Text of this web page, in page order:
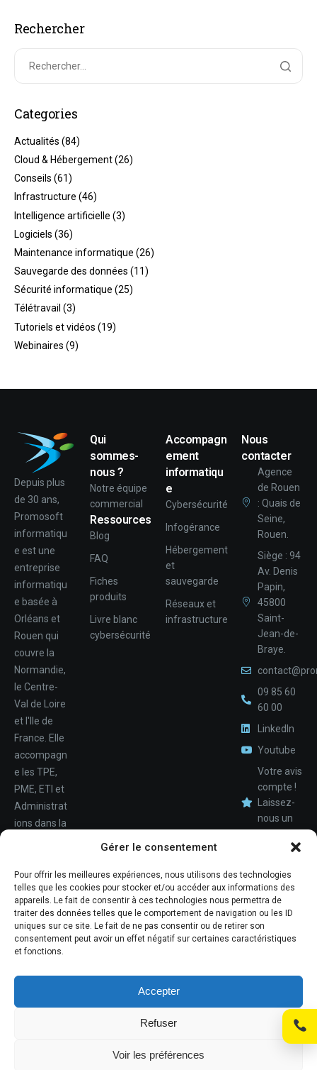
Gérer le consentement
Pour offrir les meilleures expériences, nous utilisons des technologies
telles que les cookies pour stocker et/ou accéder aux informations des
appareils. Le fait de consentir à ces technologies nous permettra de
traiter des données telles que le comportement de navigation ou les ID
uniques sur ce site. Le fait de ne pas consentir ou de retirer son
consentement peut avoir un effet négatif sur certaines caractéristiques
et fonctions.
Accepter
Refuser
Voir les préférences
Téléphone
Rechercher
Categories
Actualités (84)
Cloud & Hébergement(26)
Conseils (61)
Infrastructure (46)
Intelligence artificielle (3)
Logiciels (36)
Maintenance informatique (26)
Sauvegarde des données (11)
Sécurité informatique (25)
Télétravail (3)
Tutoriels et vidéos (19)
Webinaires (9)
Depuis plus
de 30 ans,
Promosoft
informatiqu
e est une
entreprise
informatiqu
e basée à
Orléans et
Rouen qui
couvre la
Normandie,
le Centre-
Val de Loire
et l'Ile de
France. Elle
accompagn
e les TPE,
PME, ETI et
Administrat
ions dans la
déploiemen
t et la
maintenan
ce de leur
système
ons.
Qui
sommes-
nous ?
Notre équipe
commercial
Ressources
Blog
FAQ
Fiches
produits
Livre blanc
cybersécurité
Accompagn
ement
informatiqu
e
Cybersécurité
Infogérance
Hébergement
et
sauvegarde
Réseaux et
infrastructure
Nous
contacter
Agence
de Rouen
: Quais de
Seine,
Rouen.
Siège : 94
Av. Denis
Papin,
45800
Saint-
Jean-de-
Braye.
09 85 60
60 00
LinkedIn
Youtube
Votre avis
compte !
Laissez-
nous un